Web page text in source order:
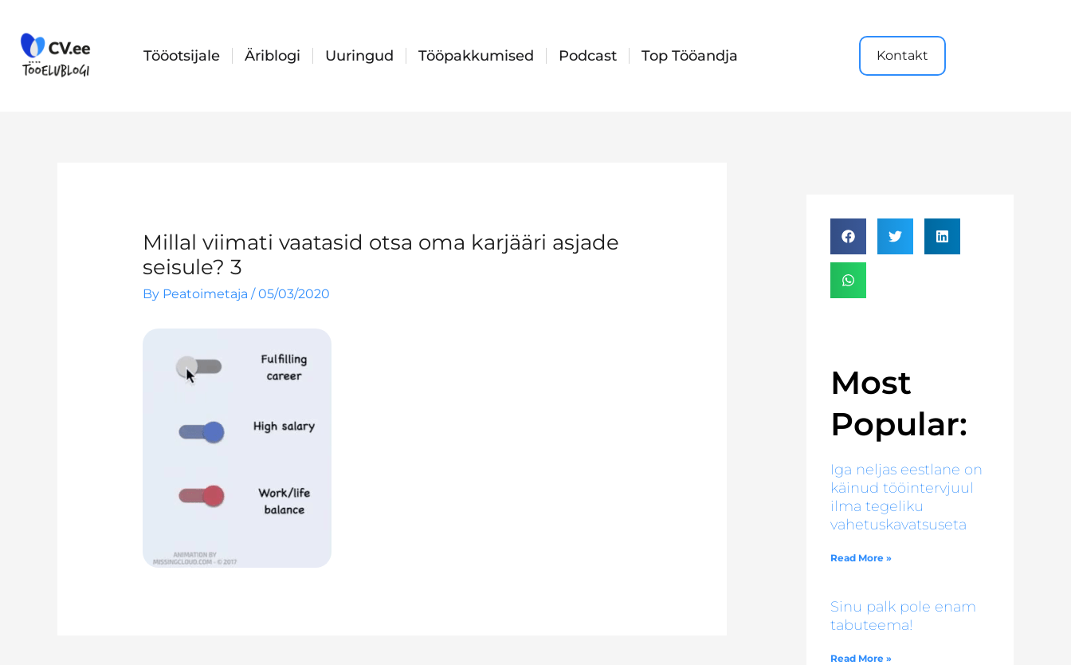
content
Tööotsijale Äriblogi Uuringud Tööpakkumised Podcast Top Tööandja Kontakt
Millal viimati vaatasid otsa oma karjääri asjade
seisule? 3
By Peatoimetaja /05/03/2020
Most
Popular:
Iga neljas eestlane on
käinud tööintervjuul
ilma tegeliku
vahetuskavatsuseta
Read More »
Sinu palk pole enam
tabuteema!
Read More »